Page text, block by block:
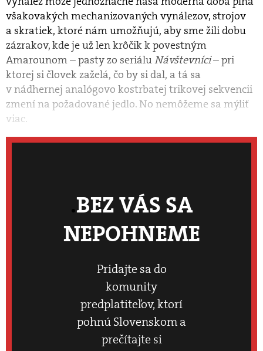
všakovakých mechanizovaných vynálezov, strojov
a skratiek, ktoré nám umožňujú, aby sme žili dobu
zázrakov, kde je už len krôčik k povestným
Amarounom – pasty zo seriáluNávštevníci– pri
ktorej si človek zaželá, čo by si dal, a tá sa
v nádhernej analógovo kostrbatej trikovej sekvencii
zmení na požadované jedlo. No nemôžeme sa mýliť
viac.
BEZ VÁS SA
NEPOHNEME
Pridajte sa do
komunity
predplatiteľov, ktorí
pohnú Slovenskom a
prečítajte si